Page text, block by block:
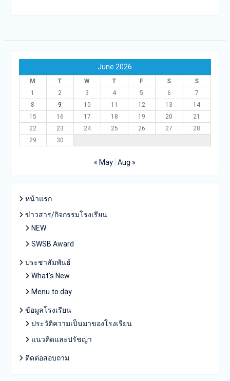
June 2026
M T W T F S
S
1
2 3 4 5 6
7
8
9 10 11 12 13
14
15
16 17 18 19 20
21
22
23 24 25 26 27
28
29
30
« May Aug »
หน้าแรก
ข่าวสาร/กิจกรรมโรงเรียน
NEW
SWSB Award
ประชาสัมพันธ์
What’s New
Menu to day
ข้อมูลโรงเรียน
ประวัติความเป็นมาของโรงเรียน
แนวคิดและปรัชญา
ติดต่อสอบถาม